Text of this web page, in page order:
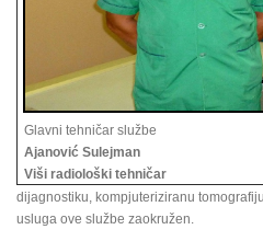
Glavni tehničar službe
Ajanović Sulejman
Viši radiološki tehničar
dijagnostiku, kompjuteriziranu
usluga ove službe zaokružen.